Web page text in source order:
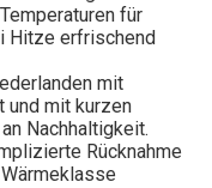
für
Hitze erfrischend
mit
und mit kurzen
Nachhaltigkeit.
Rücknahme